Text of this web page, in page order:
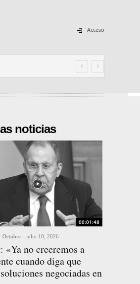
Acceso
noticias
00:01:48
Octubre - julio 10, 2026
«Ya no creeremos a
cuando diga que
negociadas en